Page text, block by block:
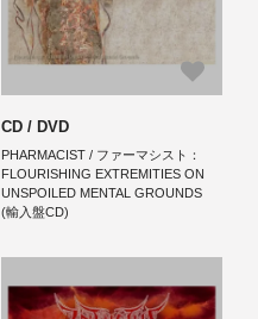
CD / DVD
PHARMACIST / ファーマシスト：
FLOURISHING EXTREMITIES ON
UNSPOILED MENTAL GROUNDS
(輸入盤CD)